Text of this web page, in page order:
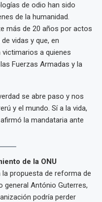
de odio han sido
de la humanidad.
más de 20 años por actos
vidas y que, en
a quienes
Fuerzas Armadas y la
se abre paso y nos
y el mundo. Sí a la vida,
la mandataria ante
de la ONU
propuesta de reforma de
general António Guterres,
podría perder